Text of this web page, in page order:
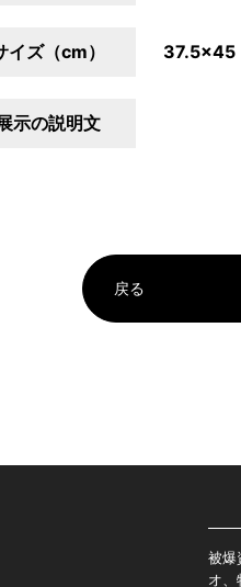
イズ（cm） 37.5×45
示の説明文
戻る
被爆
オ、